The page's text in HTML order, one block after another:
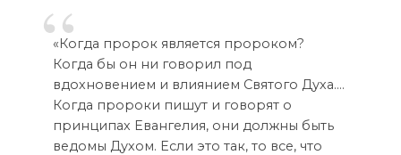
«Когда пророк является пророком?
Когда бы он ни говорил под
вдохновением и влиянием Святого Духа.…
Когда пророки пишут и говорят о
принципах Евангелия, они должны быть
ведомы Духом. Если это так, то все, что